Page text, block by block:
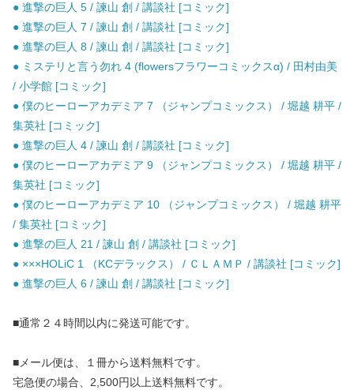
● 進撃の巨人 5 / 諫山 創 / 講談社 [コミック]
● 進撃の巨人 7 / 諫山 創 / 講談社 [コミック]
● 進撃の巨人 8 / 諫山 創 / 講談社 [コミック]
● ミステリと言う勿れ 4 (flowersフラワーコミックスα) / 田村由美
/ 小学館 [コミック]
● 僕のヒーローアカデミア 7 （ジャンプコミックス） / 堀越 耕平 /
集英社 [コミック]
● 進撃の巨人 4 / 諫山 創 / 講談社 [コミック]
● 僕のヒーローアカデミア 9 （ジャンプコミックス） / 堀越 耕平 /
集英社 [コミック]
● 僕のヒーローアカデミア 10 （ジャンプコミックス） / 堀越 耕平
/ 集英社 [コミック]
● 進撃の巨人 21 / 諫山 創 / 講談社 [コミック]
● ×××HOLiC 1 （KCデラックス） / ＣＬＡＭＰ / 講談社 [コミック]
● 進撃の巨人 6 / 諫山 創 / 講談社 [コミック]
■通常２４時間以内に発送可能です。
■メール便は、１冊から送料無料です。
宅急便の場合、2,500円以上送料無料です。